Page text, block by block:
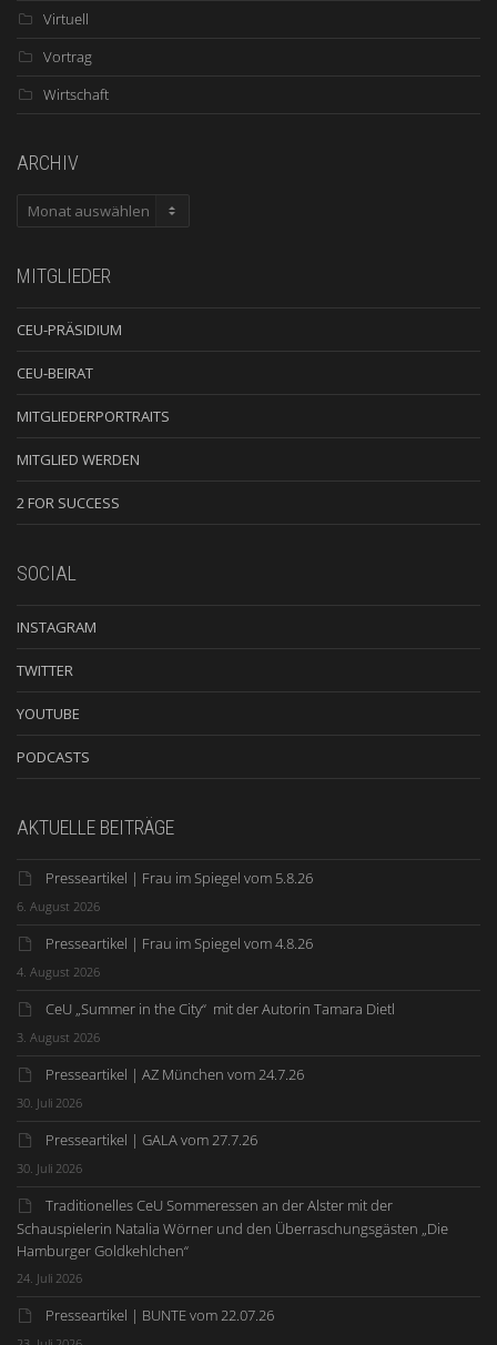
Virtuell
Vortrag
Wirtschaft
ARCHIV
ARCHIV
MITGLIEDER
CEU-PRÄSIDIUM
CEU-BEIRAT
MITGLIEDERPORTRAITS
MITGLIED WERDEN
2 FOR SUCCESS
SOCIAL
INSTAGRAM
TWITTER
YOUTUBE
PODCASTS
AKTUELLE BEITRÄGE
Presseartikel | Frau im Spiegel vom 5.8.26
6. August 2026
Presseartikel | Frau im Spiegel vom 4.8.26
4. August 2026
CeU „Summer in the City“ mit der Autorin Tamara Dietl
3. August 2026
Presseartikel | AZ München vom 24.7.26
30. Juli 2026
Presseartikel | GALA vom 27.7.26
30. Juli 2026
Traditionelles CeU Sommeressen an der Alster mit der
Schauspielerin Natalia Wörner und den Überraschungsgästen „Die
Hamburger Goldkehlchen“
24. Juli 2026
Presseartikel | BUNTE vom 22.07.26